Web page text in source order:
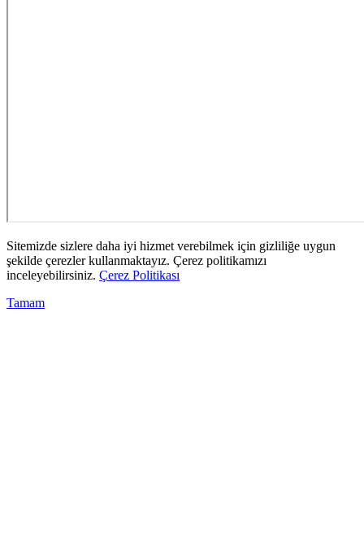
Sitemizde sizlere daha iyi hizmet verebilmek için gizliliğe uygun
şekilde çerezler kullanmaktayız. Çerez politikamızı
inceleyebilirsiniz. Çerez Politikası
Tamam